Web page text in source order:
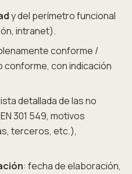
y del perímetro funcional
intranet).
conforme /
con indicación
detallada de las no
301 549, motivos
terceros, etc.),
: fecha de elaboración,